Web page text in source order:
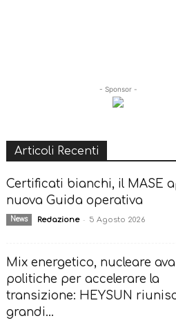
- Sponsor -
Articoli Recenti
Certificati bianchi, il MASE
nuova Guida operativa
News Redazione - 5 Agosto 2026
Mix energetico, nucleare
politiche per accelerare la
transizione: HEYSUN
grandi...